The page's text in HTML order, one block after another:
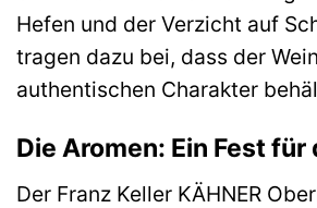
Hefen und der Verzicht auf
tragen dazu bei, dass der
authentischen Charakter
Die Aromen: Ein Fest für
Der Franz Keller KÄHNER